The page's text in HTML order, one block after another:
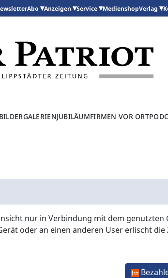
Abo Anzeigen Service MedienshopVerlag
BILDERGALERIENJUBILÄUMFIRMEN VOR ORT
nur in Verbindung mit dem
oder an einen anderen User erlischt